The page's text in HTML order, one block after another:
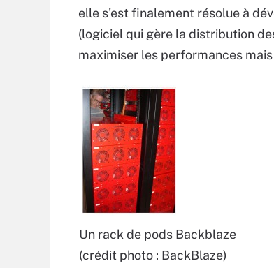
elle s'est finalement résolue à
(logiciel qui gère la distribution
maximiser les performances
Un rack de pods Backblaze
(crédit photo : BackBlaze)